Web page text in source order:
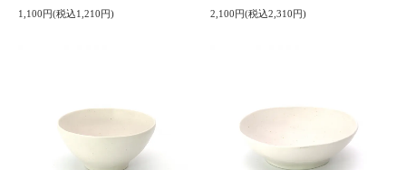
1,100円(税込1,210円) 2,100円(税込2,310円)